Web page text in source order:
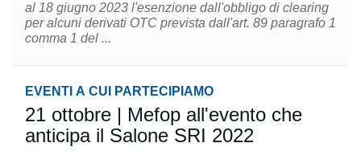
al 18 giugno 2023 l'esenzione dall'obbligo di clearing
per alcuni derivati OTC prevista dall'art. 89 paragrafo 1
comma 1 del ...
EVENTI A CUI PARTECIPIAMO
21 ottobre | Mefop all'evento che
anticipa il Salone SRI 2022